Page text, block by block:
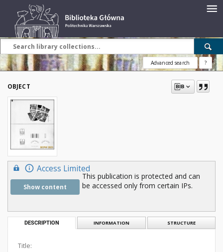
Advanced search ?
OBJECT
Access Limited
Show content
This publication is protected and can
be accessed only from certain IPs.
DESCRIPTION INFORMATION STRUCTURE
Title: